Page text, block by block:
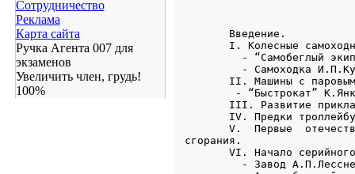
Сотрудничество
Реклама
Карта сайта
Ручка Агента 007 для
экзаменов
Увеличить член, грудь!
100%